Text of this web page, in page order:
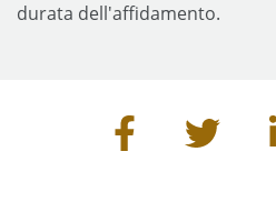
durata dell'affidamento.
Condividi questa